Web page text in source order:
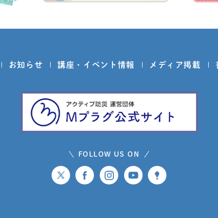
お知らせ 講座・イベント情報 メディア掲載
FOLLOW US ON